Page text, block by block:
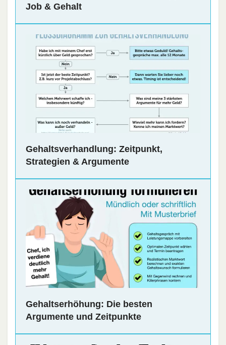
Job & Gehalt
Gehaltsverhandlung: Zeitpunkt,
Strategien & Argumente
Gehaltserhöhung: Die besten
Argumente und Zeitpunkte